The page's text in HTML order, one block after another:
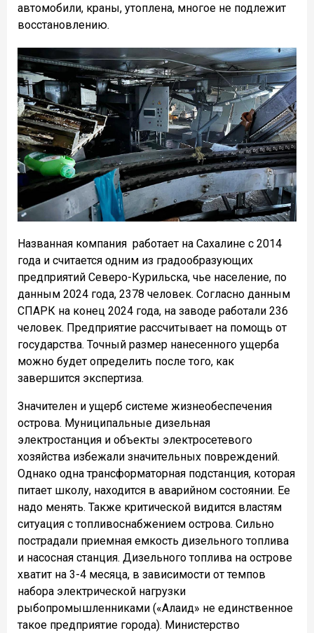
автомобили, краны, утоплена, многое не подлежит
восстановлению.
Названная компания работает на Сахалине с 2014
года и считается одним из градообразующих
предприятий Северо-Курильска, чье население, по
данным 2024 года, 2378 человек. Согласно данным
СПАРК на конец 2024 года, на заводе работали 236
человек. Предприятие рассчитывает на помощь от
государства. Точный размер нанесенного ущерба
можно будет определить после того, как
завершится экспертиза.
Значителен и ущерб системе жизнеобеспечения
острова. Муниципальные дизельная
электростанция и объекты электросетевого
хозяйства избежали значительных повреждений.
Однако одна трансформаторная подстанция, которая
питает школу, находится в аварийном состоянии. Ее
надо менять. Также критической видится властям
ситуация с топливоснабжением острова. Сильно
пострадали приемная емкость дизельного топлива
и насосная станция. Дизельного топлива на острове
хватит на 3-4 месяца, в зависимости от темпов
набора электрической нагрузки
рыбопромышленниками («Алаид» не единственное
такое предприятие города). Министерство